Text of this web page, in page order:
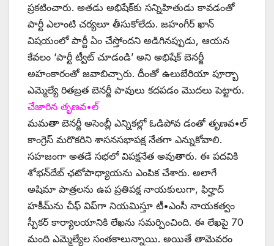
ప్రకటించారు. అతడు అభిషేక్‌కు సన్నిహితుడు కావడంతో
పార్టీ ఎలాంటి చర్యలూ తీసుకోలేదు. జహంగీర్‌ ‌ఖాన్‌
‌విషయంలో పార్టీ ఏం చేస్తోందని అడిగినప్పుడు, ఆయన
కేవలం ‘పార్టీ ట్వీట్‌ ‌చూడండి’ అని అభిషేక్‌ ‌బెనర్జీ
అహంకారంతో జవాబిచ్చారు. దీంతో ఉలుబేరియా పూర్బా
ఎమ్మెల్యే రితబ్రత బెనర్జీ పావులు కదపడం మొదలు పెట్టారు.
చేజారిన తృణవ•ల్‌
‌మమతా బెనర్జీ అసెంబ్లీ ఎన్నికల్లో ఓడిపోవ డంతో తృణవ•ల్‌
‌కాంగ్రెస్‌ ‌మరొకరిని శాసనసభాపక్ష నేతగా ఎన్నుకోవాలి.
సహజంగా అతడే సభలో విపక్షనేత అవుతారు. ఈ పదవికి
శోభన్‌దేబ్‌ ‌ఛటోపాధ్యాయను ఎంపిక చేశారు. అలాగే
అషిమా పాత్రలను ఉప ప్రతిపక్ష నాయకులుగా, ఫిర్హాద్‌
‌హకీమ్‌ను చీఫ్‌ ‌విప్‌గా నియమిస్తూ టీ•ఎంసీ నాయకత్వం
స్పీకర్‌ ‌కార్యాలయానికి లేఖను సమర్పించింది. ఈ లేఖపై 70
మంది ఎమ్మెల్యేల సంతకాలున్నాయి. అయితే తామెవరం